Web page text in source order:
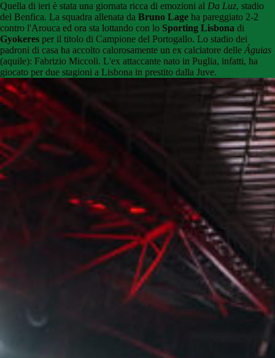
Quella di ieri è stata una giornata ricca di emozioni al Da Luz, stadio
del Benfica. La squadra allenata da Bruno Lage ha pareggiato 2-2
contro l'Arouca ed ora sta lottando con lo Sporting Lisbona di
Gyokeres per il titolo di Campione del Portogallo. Lo stadio dei
padroni di casa ha accolto calorosamente un ex calciatore delle Águias
(aquile): Fabrizio Miccoli. L'ex attaccante nato in Puglia, infatti, ha
giocato per due stagioni a Lisbona in prestito dalla Juve.